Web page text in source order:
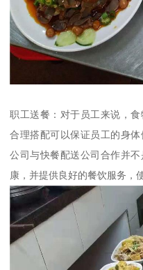
职工送餐：对于员工来说，
合理搭配可以保证员工的身体
公司与快餐配送公司合作并
康，并提供良好的餐饮服务，